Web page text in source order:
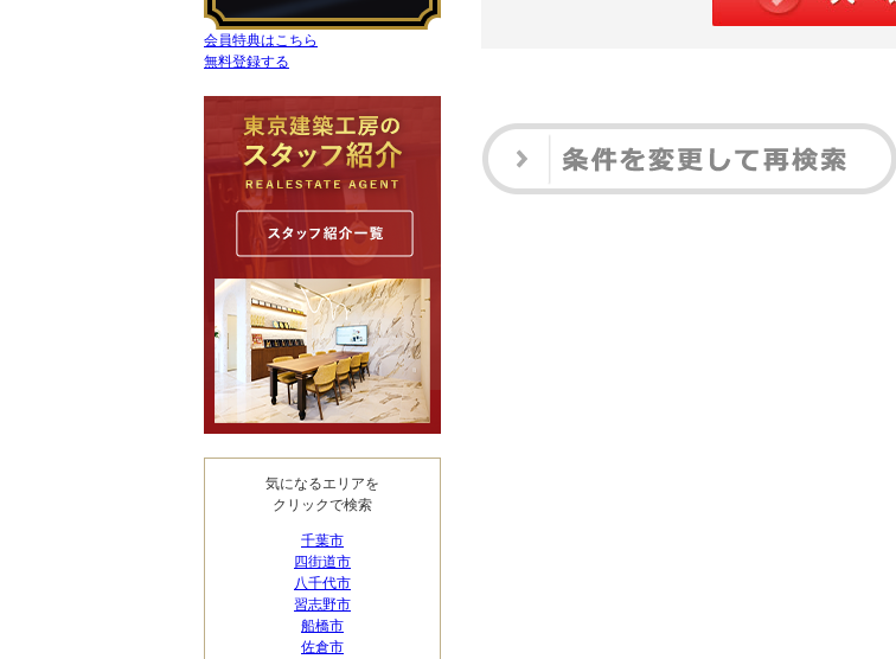
会員特典はこちら
無料登録する
気になるエリアを
クリックで検索
千葉市
四街道市
八千代市
習志野市
船橋市
佐倉市